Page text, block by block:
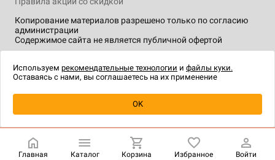
Копирование материалов разрешено только по согласию
администрации
Содержимое сайта не является публичной офертой
технологии .
Главная Каталог Корзина Избранное Войти
Используем рекомендательные технологии и файлы куки.
Оставаясь с нами, вы соглашаетесь на их применение
OK